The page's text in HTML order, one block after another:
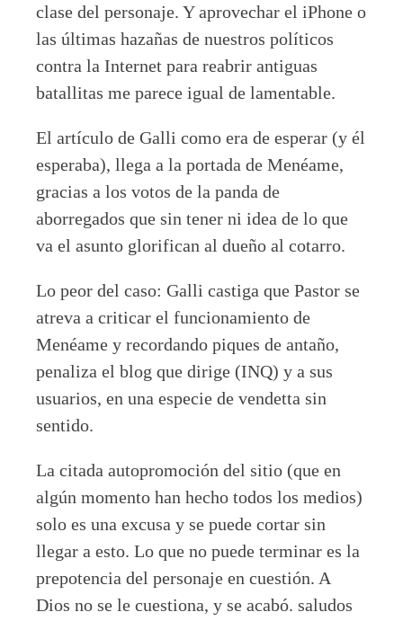
clase del personaje. Y aprovechar el iPhone o
las últimas hazañas de nuestros políticos
contra la Internet para reabrir antiguas
batallitas me parece igual de lamentable.
El artículo de Galli como era de esperar (y él
esperaba), llega a la portada de Menéame,
gracias a los votos de la panda de
aborregados que sin tener ni idea de lo que
va el asunto glorifican al dueño al cotarro.
Lo peor del caso: Galli castiga que Pastor se
atreva a criticar el funcionamiento de
Menéame y recordando piques de antaño,
penaliza el blog que dirige (INQ) y a sus
usuarios, en una especie de vendetta sin
sentido.
La citada autopromoción del sitio (que en
algún momento han hecho todos los medios)
solo es una excusa y se puede cortar sin
llegar a esto. Lo que no puede terminar es la
prepotencia del personaje en cuestión. A
Dios no se le cuestiona, y se acabó. saludos